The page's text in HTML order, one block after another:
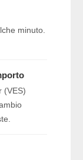
minuto.
(VES)